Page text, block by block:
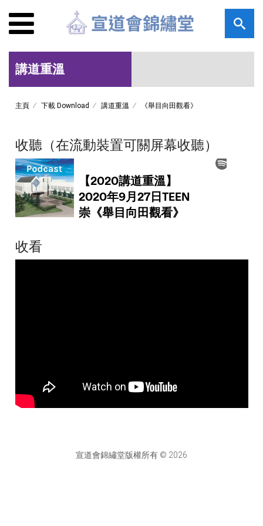
講道重溫
主頁 下載 Download 講道重溫 《舉目向田觀看》
收聽（在流動裝置可關屏幕收聽）
收看
宣道會錦繡堂版權所有 © 2026